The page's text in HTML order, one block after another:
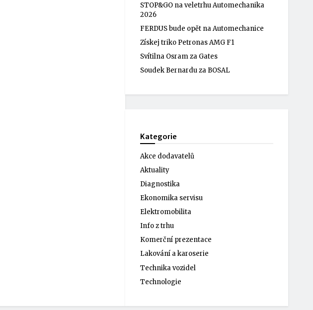
STOP&GO na veletrhu Automechanika
2026
FERDUS bude opět na Automechanice
Získej triko Petronas AMG F1
Svítilna Osram za Gates
Soudek Bernardu za BOSAL
Kategorie
Akce dodavatelů
Aktuality
Diagnostika
Ekonomika servisu
Elektromobilita
Info z trhu
Komerční prezentace
Lakování a karoserie
Technika vozidel
Technologie